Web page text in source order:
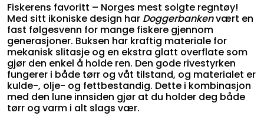
Fiskerens favoritt – Norges mest solgte regntøy!
Med sitt ikoniske design har Doggerbankenvært en
fast følgesvenn for mange fiskere gjennom
generasjoner. Buksen har kraftig materiale for
mekanisk slitasje og en ekstra glatt overflate som
gjør den enkel å holde ren. Den gode rivestyrken
fungerer i både tørr og våt tilstand, og materialet er
kulde-, olje- og fettbestandig. Dette i kombinasjon
med den lune innsiden gjør at du holder deg både
tørr og varm i alt slags vær.